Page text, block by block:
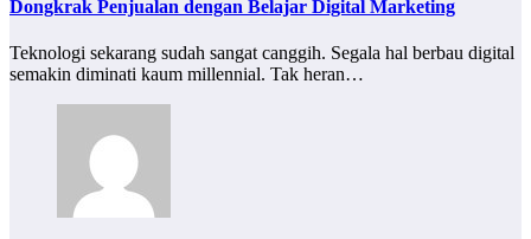
Dongkrak Penjualan dengan Belajar Digital Marketing
Teknologi sekarang sudah sangat canggih. Segala hal berbau digital
semakin diminati kaum millennial. Tak heran…